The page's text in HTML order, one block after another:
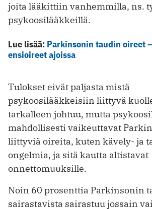
joita lääkittiin vanhemmilla, ns.
psykoosilääkkeillä.
Lue lisää: Parkinsonin taudin oireet
ensioireet ajoissa
Tulokset eivät paljasta mistä
psykoosilääkkeisiin liittyvä
tarkalleen johtuu, mutta
mahdollisesti vaikeuttavat
liittyviä oireita, kuten kävely- ja
ongelmia, ja sitä kautta altistavat
onnettomuuksille.
Noin 60 prosenttia Parkinsonin
sairastavista sairastuu jossain